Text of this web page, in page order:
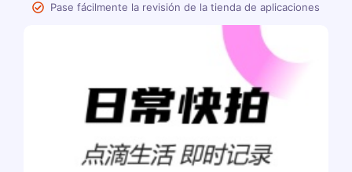
Pase fácilmente la revisión de la tienda de aplicaciones